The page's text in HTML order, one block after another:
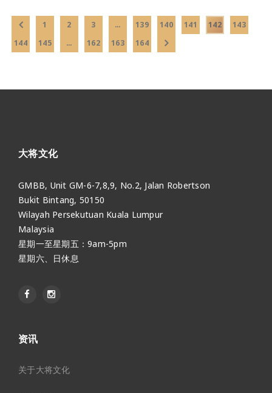
1 2 3 … 139 140 141 142
143
144
145 … 162 163 164
大将文化
GMBB, Unit GM-6-7,8,9, No.2, Jalan Robertson
Bukit Bintang, 50150
Wilayah Persekutuan Kuala Lumpur
Malaysia
星期一至星期五：9am-5pm
星期六、日休息
资讯
关于大将文化